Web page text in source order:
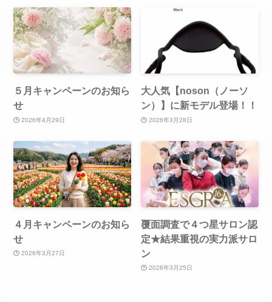
５月キャンペーンのお知ら
せ
2026年4月29日
大人気【noson（ノーソ
ン）】に新モデル登場！！
2026年3月28日
４月キャンペーンのお知ら
せ
2026年3月27日
覆面調査で４つ星サロン認
定★結果重視の実力派サロ
ン
2026年3月25日